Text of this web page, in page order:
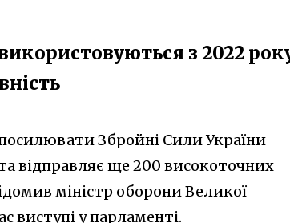
з 2022
Збройні Сили України
відправляє ще 200 високоточних
міністр оборони Великої
виступі у парламенті.